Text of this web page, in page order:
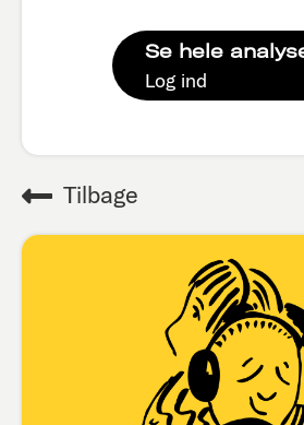
Se hele
Log ind
Tilbage